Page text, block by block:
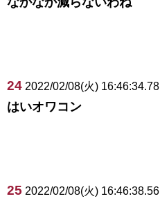
24 2022/02/08(火) 16:46:34.78
はいオワコン
25 2022/02/08(火) 16:46:38.56